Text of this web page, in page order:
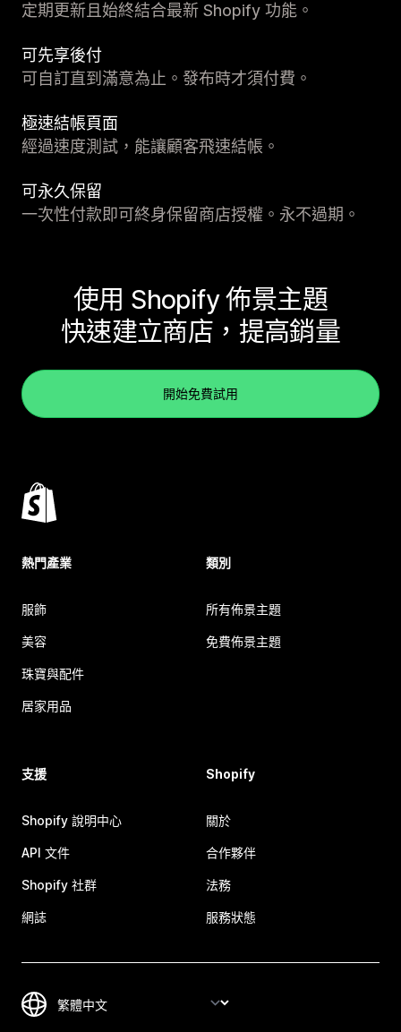
定期更新且始終結合最新 Shopify 功能。
可先享後付
可自訂直到滿意為止。發布時才須付費。
極速結帳頁面
經過速度測試，能讓顧客飛速結帳。
可永久保留
一次性付款即可終身保留商店授權。永不過期。
使用 Shopify 佈景主題
快速建立商店，提高銷量
開始免費試用
熱門產業
服飾
美容
珠寶與配件
居家用品
類別
所有佈景主題
免費佈景主題
支援
Shopify 說明中心
API 文件
Shopify 社群
網誌
Shopify
關於
合作夥伴
法務
服務狀態